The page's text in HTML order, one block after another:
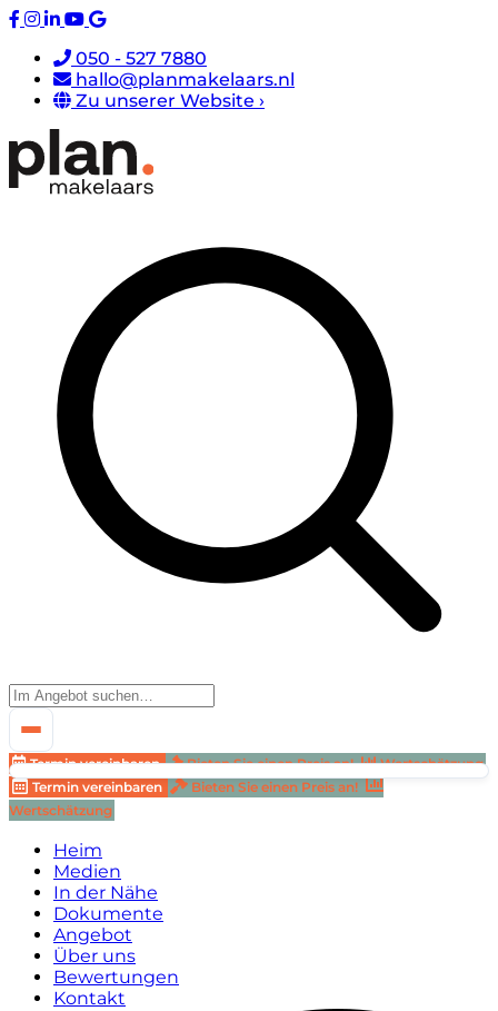
050 - 527 7880
hallo@planmakelaars.nl
Zu unserer Website ›
Termin vereinbaren Bieten Sie einen Preis an!
Wertschätzung
Termin vereinbaren
Bieten Sie einen Preis an!
Wertschätzung
Heim
Medien
In der Nähe
Dokumente
Angebot
Über uns
Bewertungen
Kontakt